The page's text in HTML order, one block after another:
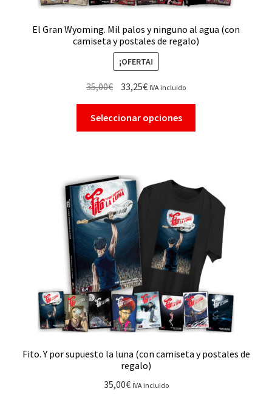
El Gran Wyoming. Mil palos y ninguno al agua (con
camiseta y postales de regalo)
¡OFERTA!
35,00€ 33,25€ IVA incluido
Seleccionar opciones
Fito. Y por supuesto la luna (con camiseta y postales de
regalo)
35,00€ IVA incluido